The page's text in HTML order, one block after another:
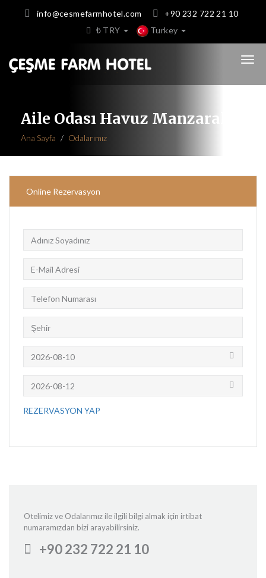
info@cesmefarmhotel.com
+90 232 722 21 10
₺ TRY
Turkey
Aile Odası Havuz Manzaralı
Ana Sayfa Odalarımız
Online Rezervasyon
REZERVASYON YAP
Otelimiz ve Odalarımız ile ilgili bilgi almak için irtibat
numaramızdan bizi arayabilirsiniz.
+90 232 722 21 10